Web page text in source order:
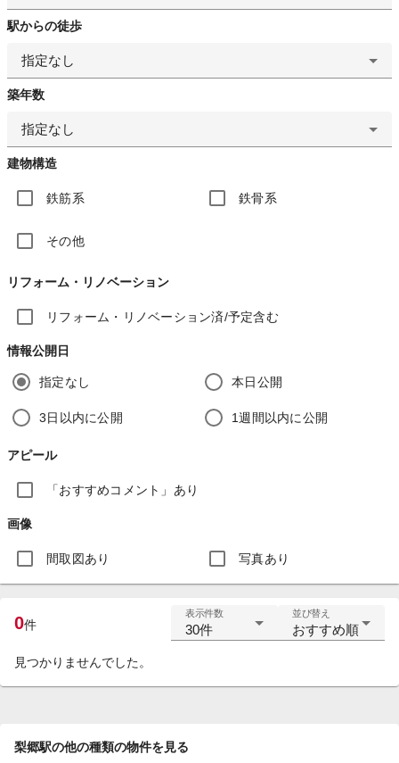
駅からの徒歩
指定なし
築年数
指定なし
建物構造
鉄筋系 鉄骨系
その他
リフォーム・リノベーション
リフォーム・リノベーション済/予定含む
情報公開日
指定なし 本日公開
3日以内に公開 1週間以内に公開
アピール
「おすすめコメント」あり
画像
間取図あり 写真あり
0件
表示件数
30件
並び替え
おすすめ順
見つかりませんでした。
梨郷駅の他の種類の物件を見る